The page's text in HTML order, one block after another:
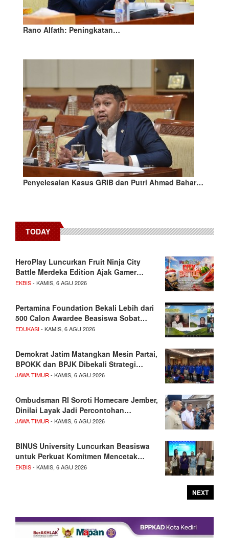
Rano Alfath: Peningkatan…
Penyelesaian Kasus GRIB dan Putri Ahmad Bahar…
TODAY
HeroPlay Luncurkan Fruit Ninja City
Battle Merdeka Edition Ajak Gamer…
EKBIS- KAMIS, 6 AGU 2026
Pertamina Foundation Bekali Lebih dari
500 Calon Awardee Beasiswa Sobat…
EDUKASI- KAMIS, 6 AGU 2026
Demokrat Jatim Matangkan Mesin Partai,
BPOKK dan BPJK Dibekali Strategi…
JAWA TIMUR- KAMIS, 6 AGU 2026
Ombudsman RI Soroti Homecare Jember,
Dinilai Layak Jadi Percontohan…
JAWA TIMUR- KAMIS, 6 AGU 2026
BINUS University Luncurkan Beasiswa
untuk Perkuat Komitmen Mencetak…
EKBIS- KAMIS, 6 AGU 2026
NEXT